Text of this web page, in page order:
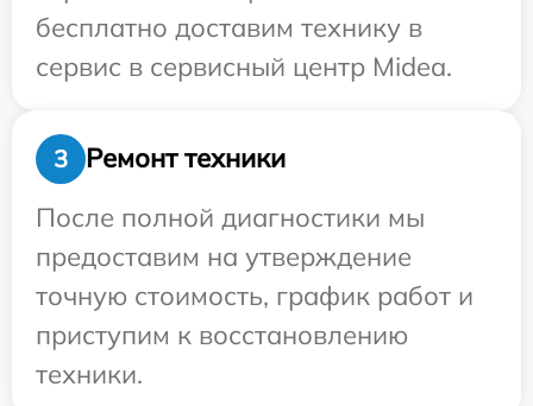
бесплатно доставим технику в
сервис в сервисный центр Midea.
3
Ремонт техники
После полной диагностики мы
предоставим на утверждение
точную стоимость, график работ и
приступим к восстановлению
техники.